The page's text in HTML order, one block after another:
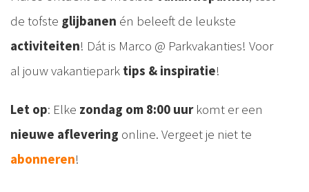
de tofste glijbanen én beleeft de leukste
activiteiten! Dát is Marco @ Parkvakanties! Voor
al jouw vakantiepark tips & inspiratie!
Let op: Elke zondag om 8:00 uurkomt er een
nieuwe aflevering online. Vergeet je niet te
abonneren!